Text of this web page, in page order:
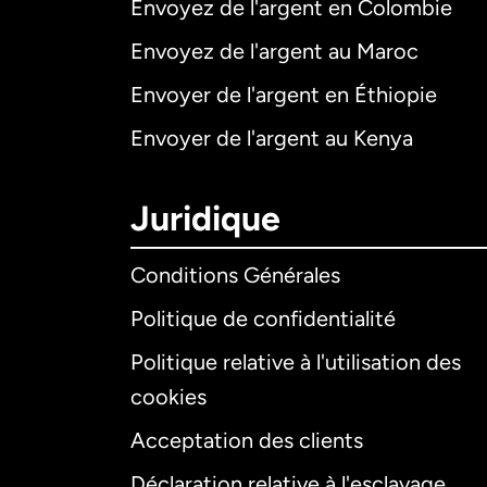
Envoyez de l'argent en Colombie
Envoyez de l'argent au Maroc
Envoyer de l'argent en Éthiopie
Envoyer de l'argent au Kenya
Juridique
Conditions Générales
Politique de confidentialité
Politique relative à l'utilisation des
cookies
Acceptation des clients